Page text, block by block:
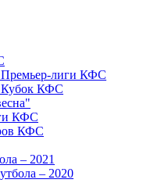
лиги КФС
КФС
КФС
КФС
– 2021
– 2020